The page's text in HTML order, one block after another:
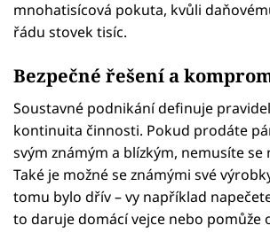
mnohatisícová pokuta, kvůli
řádu stovek tisíc.
Bezpečné řešení a
Soustavné podnikání definuje
kontinuita činnosti. Pokud prodáte
svým známým a blízkým, nemusíte se
Také je možné se známými své
tomu bylo dřív – vy například
to daruje domácí vejce nebo pomůže